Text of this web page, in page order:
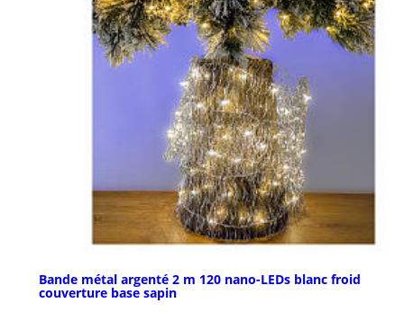
Bande métal argenté 2 m 120 nano-LEDs blanc froid
couverture base sapin